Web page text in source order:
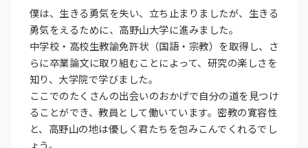
僕は、生きる勇気を失い、立ち止まりましたが、生きる
勇気をえるために、高野山大学に進みました。
中学校・高校生教諭免許状（国語・宗教）を取得し、さ
らに卒業論文に取り組むことによって、研究の楽しさを
知り、大学院で学びました。
ここでのたくさんの出会いのおかげで自分の道を見つけ
ることができ、教員として働いています。密教の寛容性
と、高野山の地は優しく君たちを包みこんでくれるでし
ょう。